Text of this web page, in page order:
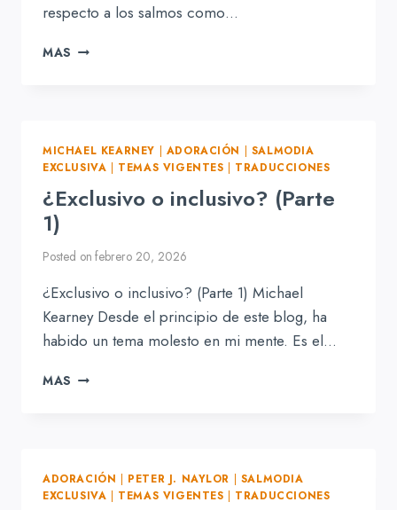
respecto a los salmos como…
MAS ¿EXCLUSIVO
MICHAEL KEARNEY | ADORACIÓN | SALMODIA
EXCLUSIVA | TEMAS VIGENTES | TRADUCCIONES
¿Exclusivo o inclusivo? (Parte
1)
Posted on febrero 20, 2026
¿Exclusivo o inclusivo? (Parte 1) Michael
Kearney Desde el principio de este blog, ha
habido un tema molesto en mi mente. Es el…
MAS ¿EXCLUSIVO
ADORACIÓN | PETER J. NAYLOR | SALMODIA
EXCLUSIVA | TEMAS VIGENTES | TRADUCCIONES